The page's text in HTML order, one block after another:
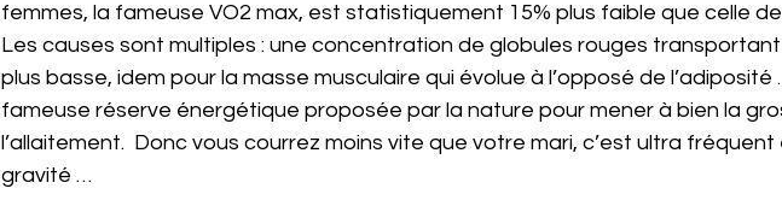
femmes, la fameuse VO2 max, est statistiquement 15% plus faible que celle
Les causes sont multiples : une concentration de globules rouges transportant
plus basse, idem pour la masse musculaire qui évolue à l’opposé de
fameuse réserve énergétique proposée par la nature pour mener à bien la
l’allaitement.  Donc vous courrez moins vite que votre mari, c’est ultra fréquent
gravité …